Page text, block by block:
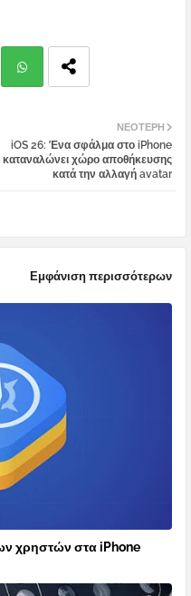
atsa
ΝΕΌΤΕΡΗ
iOS 26: Ένα σφάλμα στο iPhone
καταναλώνει χώρο αποθήκευσης
κατά την αλλαγή avatar
Εμφάνιση περισσότερων
χρηστών στα iPhone